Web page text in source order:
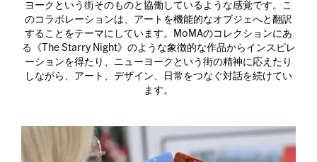
ヨークという街そのものと協働しているような感覚です。こ
のコラボレーションは、アートを機能的なオブジェへと翻訳
することをテーマにしています。MoMAのコレクションにあ
る《The Starry Night》のような象徴的な作品からインスピレ
ーションを得たり、ニューヨークという街の精神に応えたり
しながら、アート、デザイン、日常をつなぐ対話を続けてい
ます。